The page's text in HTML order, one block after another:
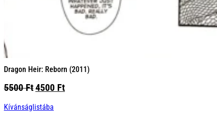
Dragon Heir: Reborn (2011)
5500FtOriginal
was:
4500 FtCurrent
Kívánságlistába